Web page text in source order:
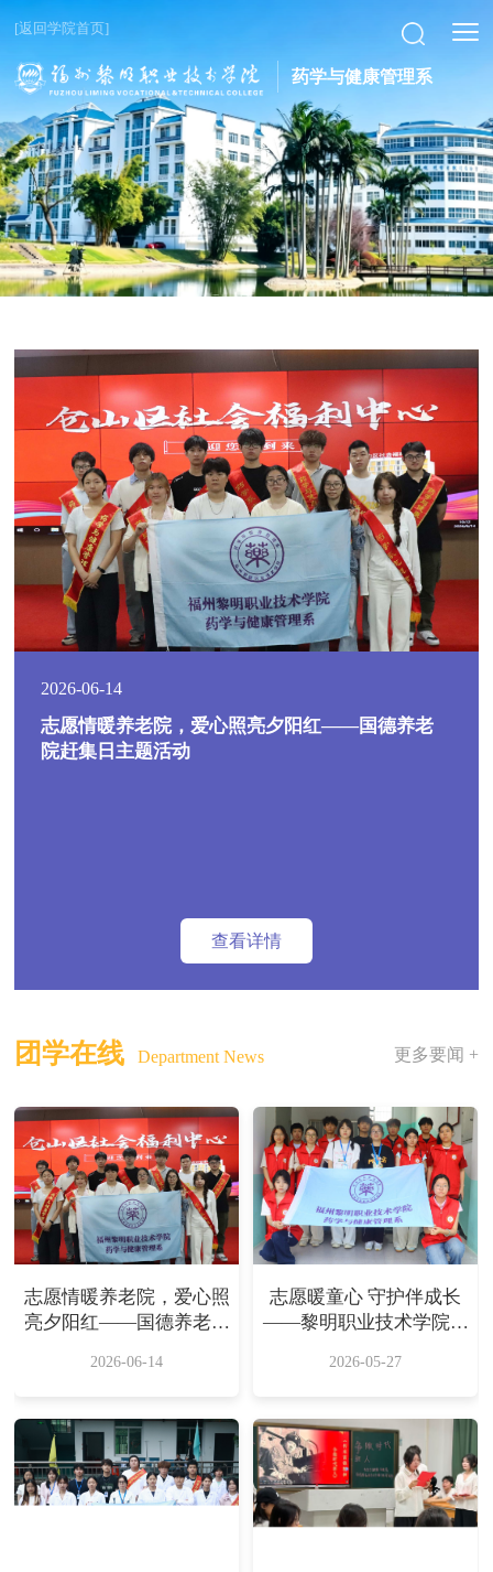
[返回学院首页]
药学与健康管理系
2026-06-14
志愿情暖养老院，爱心照亮夕阳红——国德养老
院赶集日主题活动
查看详情
团学在线 Department News 更多要闻 +
志愿情暖养老院，爱心照
亮夕阳红——国德养老院
2026-06-14
志愿暖童心 守护伴成长
——黎明职业技术学院志
开展关爱活动
2026-05-27